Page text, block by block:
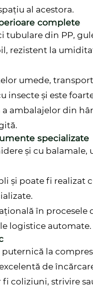
al acestora.
complete
din PP,
rezistent la
umede,
insecte și este
a ambalajelor din
specializate
și cu
și poate fi realizat
în procesele
logistice automate.
la
de
coliziuni, strivire